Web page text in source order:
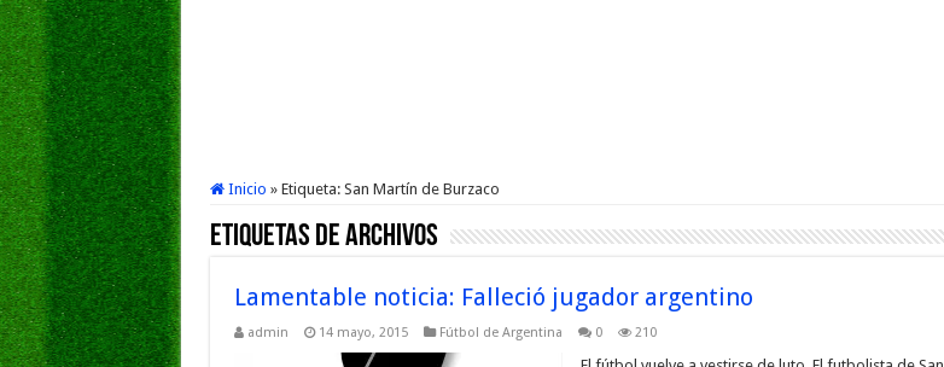
Inicio » Etiqueta: San Martín de Burzaco
Etiquetas de Archivos
Lamentable noticia: Falleció jugador argentino
admin 14 mayo, 2015 Fútbol de Argentina 0 210